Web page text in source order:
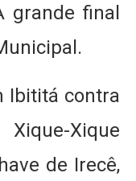
grande final
Ibititá contra
Xique
de Irecê,